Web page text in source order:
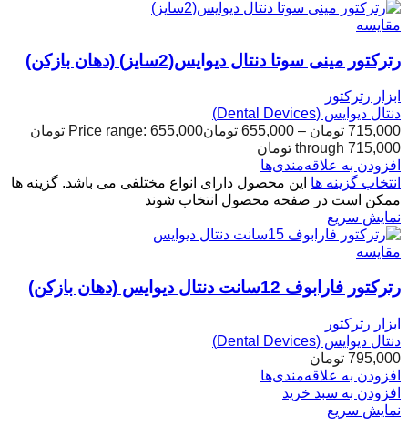
مقایسه
رترکتور مینی سوتا دنتال دیوایس(2سایز) (دهان بازکن)
ابزار رترکتور
دنتال دیوایس (Dental Devices)
715,000 تومان –
655,000 تومان
Price range: 655,000 تومان
through 715,000 تومان
افزودن به علاقه‌مندی‌ها
انتخاب گزینه ها این محصول دارای انواع مختلفی می باشد. گزینه ها
ممکن است در صفحه محصول انتخاب شوند
نمایش سریع
مقایسه
رترکتور فارابوف 12سانت دنتال دیوایس (دهان بازکن)
ابزار رترکتور
دنتال دیوایس (Dental Devices)
795,000 تومان
افزودن به علاقه‌مندی‌ها
افزودن به سبد خرید
نمایش سریع